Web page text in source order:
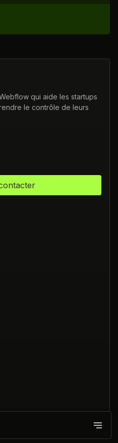
qui aide les startups
le contrôle de leurs